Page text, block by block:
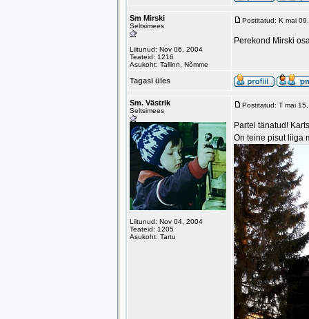
Sm Mirski
Seltsimees
Liitunud: Nov 06, 2004
Teateid: 1216
Asukoht: Tallinn, Nõmme
Postitatud: K mai
Perekond Mirski
Tagasi üles
Sm. Västrik
Seltsimees
Liitunud: Nov 04, 2004
Teateid: 1205
Asukoht: Tartu
Postitatud: T mai
Partei tänatud!
On teine pisut liiga